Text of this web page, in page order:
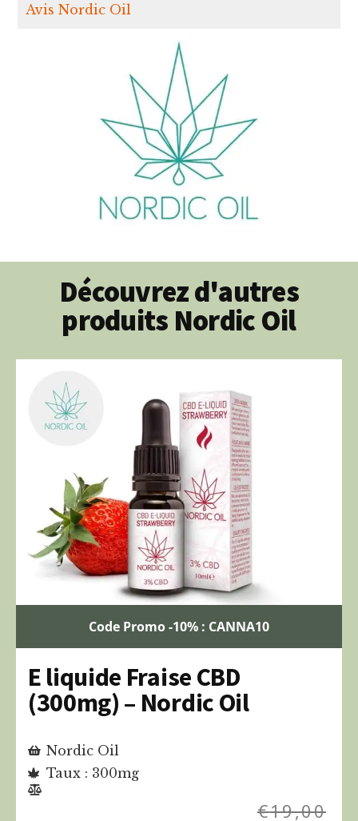
Avis Nordic Oil
Découvrez d'autres
produits Nordic Oil
Code Promo -10% : CANNA10
E liquide Fraise CBD
(300mg) – Nordic Oil
Nordic Oil
Taux : 300mg
€19,00